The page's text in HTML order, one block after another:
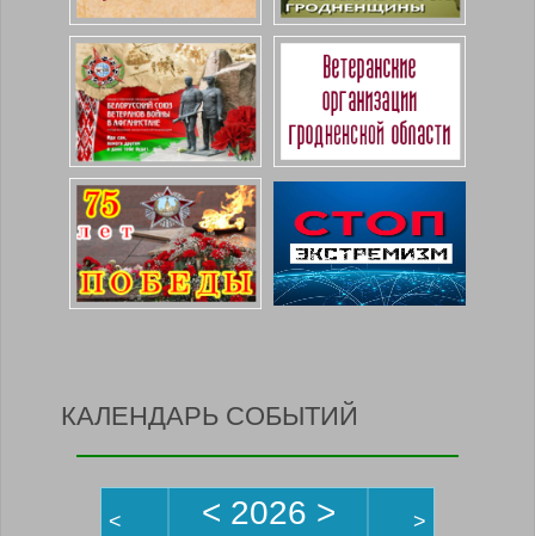
КАЛЕНДАРЬ СОБЫТИЙ
< < 2026 > >